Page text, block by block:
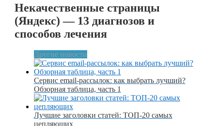
Некачественные страницы
(Яндекс) — 13 диагнозов и
способов лечения
Другие новости
Сервис email-рассылок: как выбрать лучший?
Обзорная таблица, часть 1
Лучшие заголовки статей: ТОП-20 самых
цепляющих